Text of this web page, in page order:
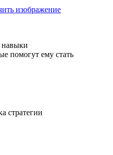
навыки
помогут ему стать
стратегии